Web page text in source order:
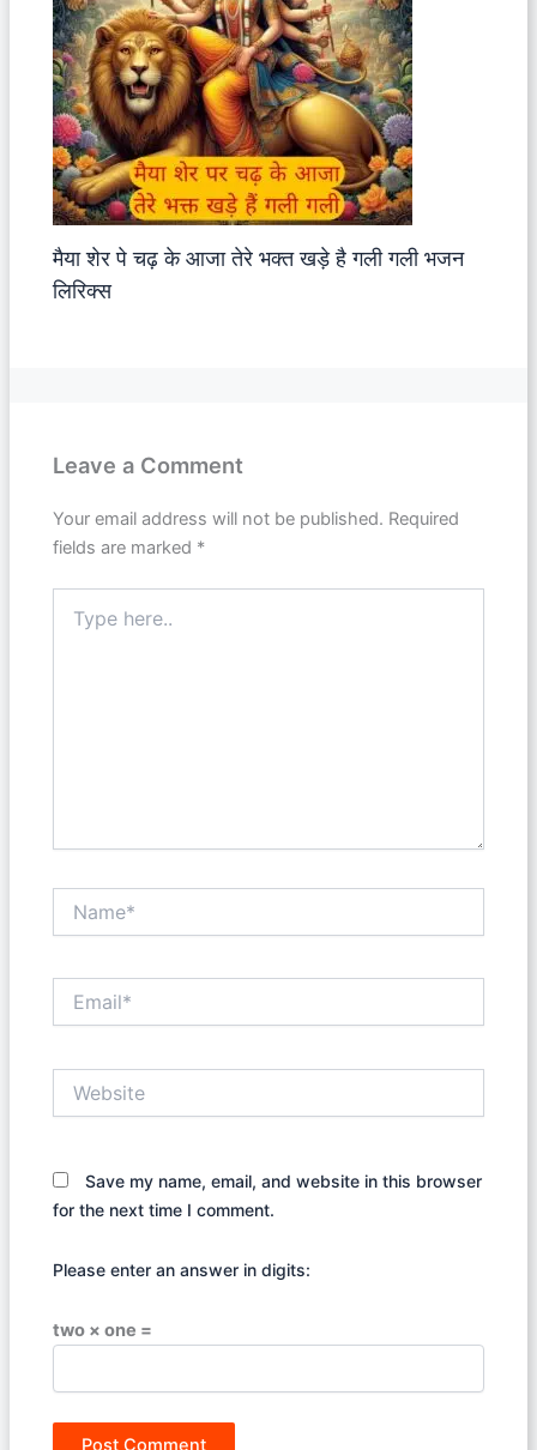
मैया शेर पे चढ़ के आजा तेरे भक्त खड़े है गली गली भजन
लिरिक्स
Leave a Comment
Your email address will not be published. Required
fields are marked *
here..
Save my name, email, and website in this browser
for the next time I comment.
Please enter an answer in digits:
two × one =